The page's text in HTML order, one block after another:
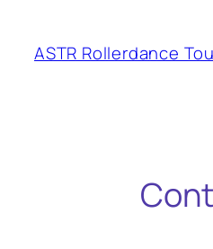
contenu
ASTR Rollerdance